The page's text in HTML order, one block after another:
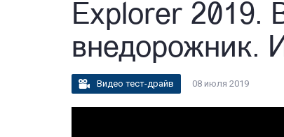
Explorer 2019.
внедорожник.
Видео тест-драйв 08 июля 2019